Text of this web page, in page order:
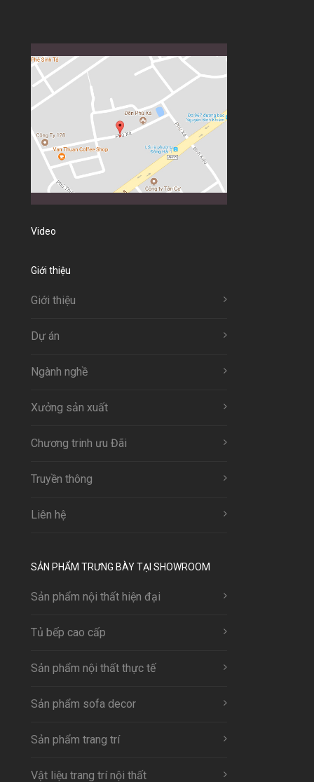
Video
Giới thiệu
Giới thiệu
Dự án
Ngành nghề
Xưởng sản xuất
Chương trinh ưu Đãi
Truyền thông
Liên hệ
SẢN PHẨM TRƯNG BÀY TẠI SHOWROOM
Sản phẩm nội thất hiện đại
Tủ bếp cao cấp
Sản phẩm nội thất thực tế
Sản phẩm sofa decor
Sản phẩm trang trí
Vật liệu trang trí nội thất